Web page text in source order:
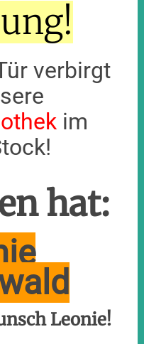
verbirgt
im
hat:
Leonie!